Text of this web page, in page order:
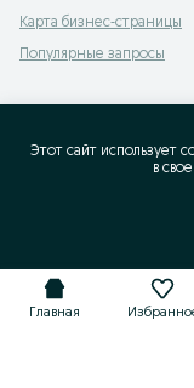
Карта бизнес-страницы
Популярные запросы
Главная
Этот сайт использует
в